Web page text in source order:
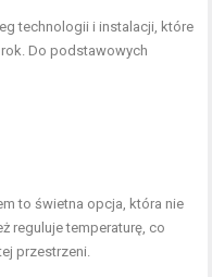
technologii i instalacji, które
Do podstawowych
to świetna opcja, która nie
reguluje temperaturę, co
przestrzeni.